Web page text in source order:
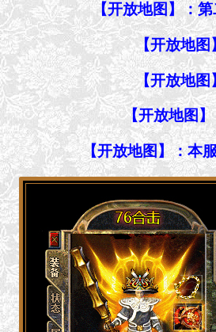
【开放地图】：
【开放地图
【开放地图
【开放地图
【开放地图】：本